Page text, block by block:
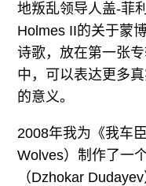
地叛乱领导人盖-菲
Holmes II的关于蒙
诗歌，放在第一张
中，可以表达更多
的意义。
2008年我为《我车
Wolves）制作了一
（Dzhokar